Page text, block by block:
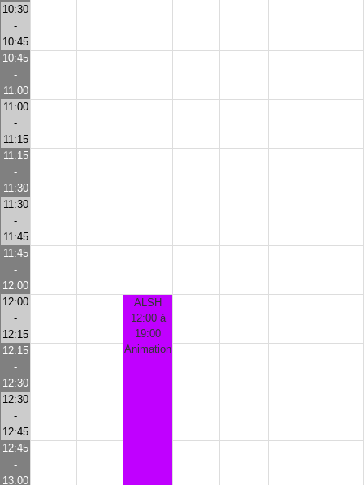
10:30
-
10:45
10:45
-
11:00
11:00
-
11:15
11:15
-
11:30
11:30
-
11:45
11:45
-
12:00
12:00
-
12:15
ALSH
12:00 à
19:00
Animation
12:15
-
12:30
12:30
-
12:45
12:45
-
13:00